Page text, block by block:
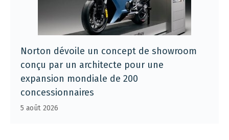
Norton dévoile un concept de showroom
conçu par un architecte pour une
expansion mondiale de 200
concessionnaires
5 août 2026